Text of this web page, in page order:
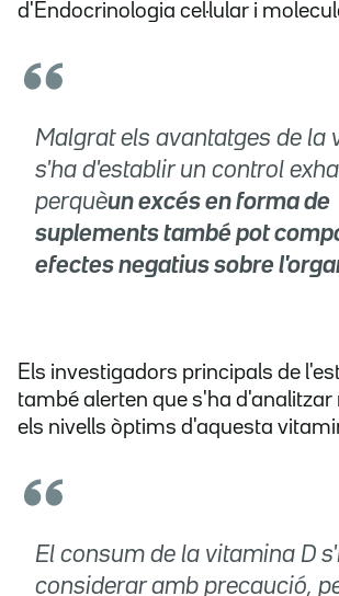
d'Endocrinologia cel·lular i
Malgrat els avantatges de la
s'ha d'establir un control
perquèun excés en forma de
suplements també pot
efectes negatius sobre
Els investigadors principals de
també alerten que s'ha d'analitzar
els nivells òptims d'aquesta
El consum de la vitamina D
considerar amb precaució,